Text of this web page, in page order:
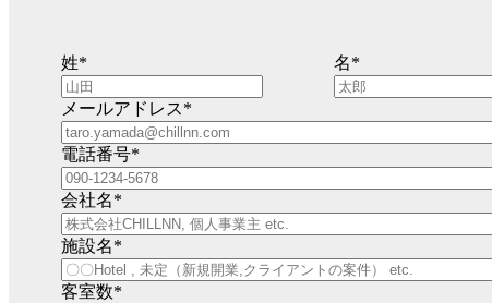
姓* 名*
メールアドレス*
電話番号*
会社名*
施設名*
客室数*